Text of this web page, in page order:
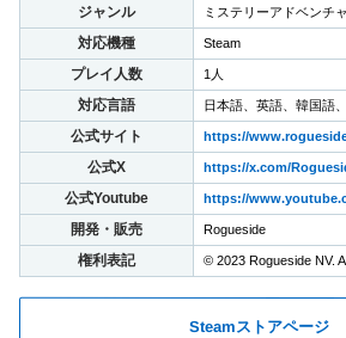
ジャンル ミステリーアドベンチ
対応機種 Steam
プレイ人数 1人
対応言語 日本語、英語、韓国語
公式サイト https://
公式X https://x.com/
公式Youtube https://
開発・販売 Rogueside
権利表記 © 2023 Rogueside NV.
Steamストアページ